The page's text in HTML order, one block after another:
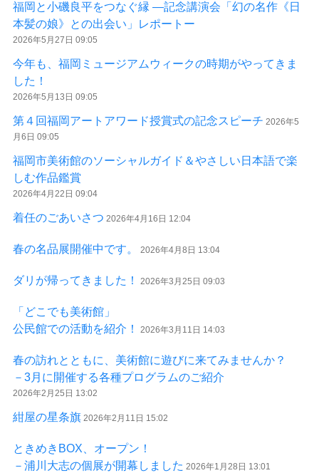
福岡と小磯良平をつなぐ縁 ―記念講演会「幻の名作《日
本髪の娘》との出会い」レポートー
2026年5月27日 09:05
今年も、福岡ミュージアムウィークの時期がやってきま
した！
2026年5月13日 09:05
第４回福岡アートアワード授賞式の記念スピーチ 2026年5
月6日 09:05
福岡市美術館のソーシャルガイド＆やさしい日本語で楽
しむ作品鑑賞
2026年4月22日 09:04
着任のごあいさつ 2026年4月16日 12:04
春の名品展開催中です。 2026年4月8日 13:04
ダリが帰ってきました！ 2026年3月25日 09:03
「どこでも美術館」
公民館での活動を紹介！
2026年3月11日 14:03
春の訪れとともに、美術館に遊びに来てみませんか？
－3月に開催する各種プログラムのご紹介
2026年2月25日 13:02
紺屋の星条旗 2026年2月11日 15:02
ときめきBOX、オープン！
－浦川大志の個展が開幕しました 2026年1月28日 13:01